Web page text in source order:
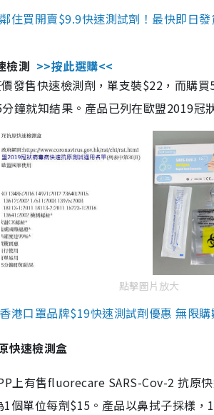
住買開賣$9.9快速測試劑！最快即日
檢測 >>按此選購<<
發售快速檢測劑，單支裝$22，而購
鐘就知結果。產品已列在歐盟2019冠
點擊圖片放大
港口罩品牌$19快速測試劑優惠 無限
快速檢測盒
上有售fluorecare SARS-Cov-2 抗原
個單位每劑$15。產品以鼻拭子採樣，